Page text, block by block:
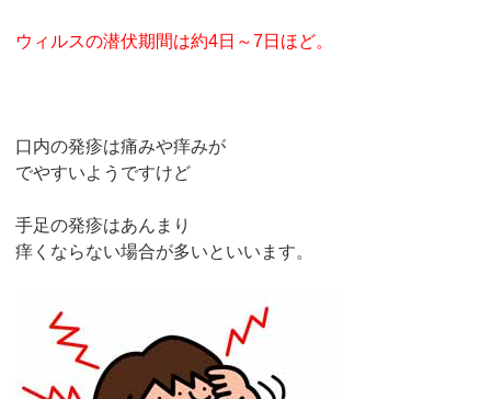
ウィルスの潜伏期間は約4日～7日ほど。
口内の発疹は痛みや痒みが
でやすいようですけど
手足の発疹はあんまり
痒くならない場合が多いといいます。